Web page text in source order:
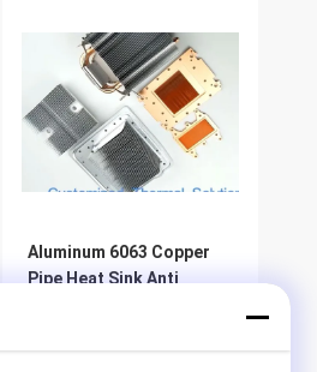
Aluminum 6063 Copper
Pipe Heat Sink Anti